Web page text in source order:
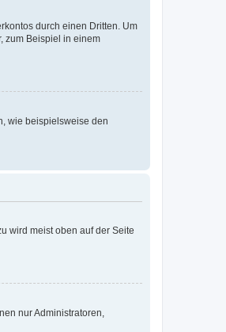
durch einen Dritten. Um
zum Beispiel in einem
wie beispielsweise den
wird meist oben auf der Seite
nur Administratoren,